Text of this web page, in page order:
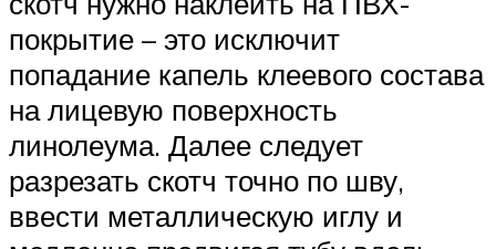
покрытие – это исключит
попадание капель клеевого состава
на лицевую поверхность
линолеума. Далее следует
разрезать скотч точно по шву,
ввести металлическую иглу и